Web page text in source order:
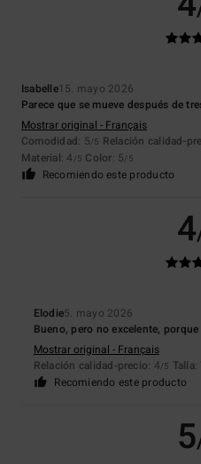
Isabelle15. mayo 2026
Parece que se mueve después de
Mostrar original - Français
Comodidad: 5/5 Relación calidad-
Material: 4 /5 Color: 5/5
Recomiendo este producto
4
Elodie5. mayo 2026
Bueno, pero no excelente,
Mostrar original - Français
Relación calidad-precio: 4/5 Talla:
Recomiendo este producto
5